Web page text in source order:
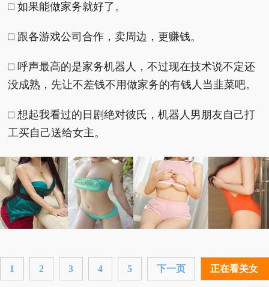
□ 如果能做家务就好了。
□ 跟各游戏公司合作，卖周边，更赚钱。
□ 呼声最高的是家务机器人，不过现在技术说不定还
没成熟，先让不差钱不用做家务的有钱人当韭菜吧。
□ 想起我看过的日剧绝对彼氏，机器人男朋友自己打
工买自己送给女主。
1 2 3 4 5 下一页 正在看美女